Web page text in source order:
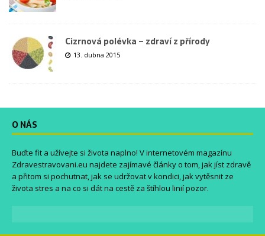
Cizrnová polévka – zdraví z přírody
13. dubna 2015
O NÁS
Buďte fit a užívejte si života naplno! V internetovém magazínu
Zdravestravovani.eu najdete zajímavé články o tom, jak jíst zdravě
a přitom si pochutnat, jak se udržovat v kondici, jak vytěsnit ze
života stres a na co si dát na cestě za štíhlou linií pozor.